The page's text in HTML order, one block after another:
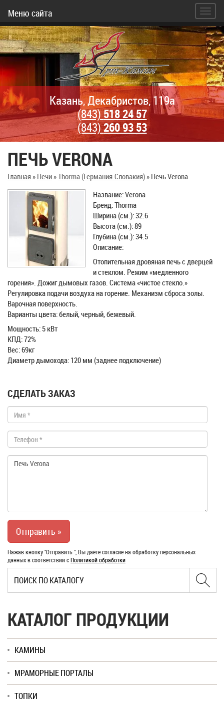
Меню сайта
Казань, Декабристов, 119а
(843)518 24 57
(843)260 93 53
ПЕЧЬ VERONA
Главная» Печи»Thorma (Германия-Словакия)» Печь Verona
Название: Verona
Бренд: Thorma
Ширина (см.): 32.6
Высота (см.): 89
Глубина (см.): 34.5
Описание:
Отопительная дровяная печь с дверцей
и стеклом. Режим «медленного
горения». Дожиг дымовых газов. Система «чистое стекло.»
Регулировка подачи воздуха на горение. Механизм сброса золы.
Варочная поверхность.
Варианты цвета: белый, черный, бежевый.
Мощность: 5 кВт
КПД: 72%
Вес: 69кг
Диаметр дымохода: 120 мм (заднее подключение)
СДЕЛАТЬ ЗАКАЗ
Нажав кнопку "Отправить ", Вы даёте согласие на обработку персональных
данных в соответствии сПолитикой обработки
КАТАЛОГ ПРОДУКЦИИ
КАМИНЫ
МРАМОРНЫЕ ПОРТАЛЫ
ТОПКИ